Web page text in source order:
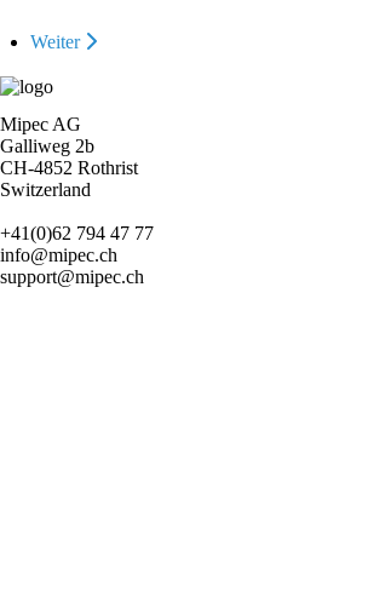
Weiter
Mipec AG
Galliweg 2b
CH-4852 Rothrist
Switzerland
+41(0)62 794 47 77
info@mipec.ch
support@mipec.ch